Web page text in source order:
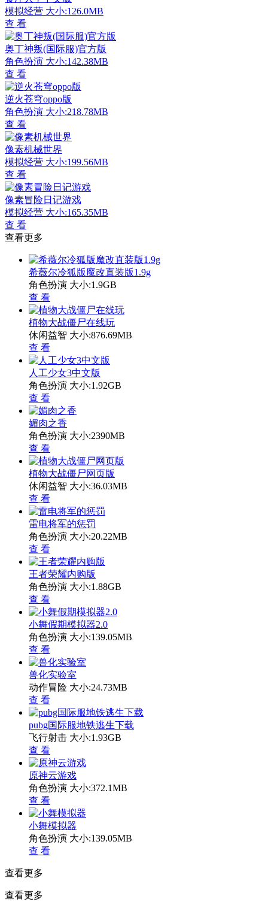
模拟经营 大小:126.0MB
查 看
奥丁神叛(国际服)官方版
角色扮演 大小:142.38MB
查 看
逆火苍穹oppo版
角色扮演 大小:218.78MB
查 看
像素机械世界
模拟经营 大小:199.56MB
查 看
像素冒险日记游戏
模拟经营 大小:165.35MB
查 看
查看更多
希薇尔冷狐版魔改直装版1.9g
角色扮演 大小:1.9GB
查 看
植物大战僵尸在线玩
休闲益智 大小:876.69MB
查 看
人工少女3中文版
角色扮演 大小:1.92GB
查 看
媚肉之香
角色扮演 大小:2390MB
查 看
植物大战僵尸网页版
休闲益智 大小:36.03MB
查 看
雷电将军的惩罚
角色扮演 大小:20.22MB
查 看
王者荣耀内购版
角色扮演 大小:1.88GB
查 看
小舞假期模拟器2.0
角色扮演 大小:139.05MB
查 看
兽化实验室
动作冒险 大小:24.73MB
查 看
pubg国际服地铁逃生下载
飞行射击 大小:1.93GB
查 看
原神云游戏
角色扮演 大小:372.1MB
查 看
小舞模拟器
角色扮演 大小:139.05MB
查 看
查看更多
查看更多